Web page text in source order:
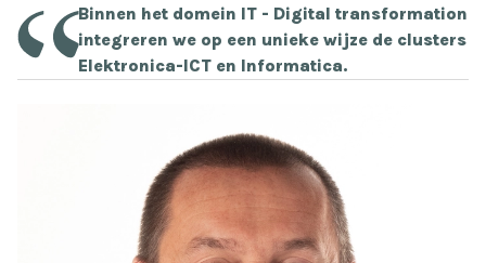
Binnen het domein IT - Digital transformation
integreren we op een unieke wijze de clusters
Elektronica-ICT en Informatica.